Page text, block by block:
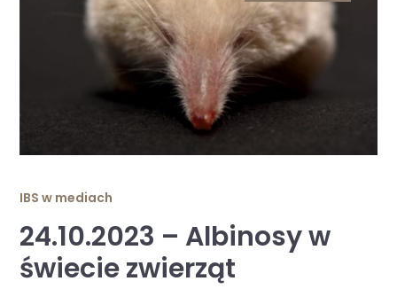
IBS w mediach
24.10.2023 – Albinosy w
świecie zwierząt